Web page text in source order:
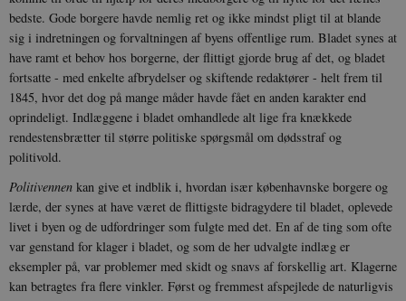
bedste. Gode borgere havde nemlig ret og ikke mindst pligt til at blande
sig i indretningen og forvaltningen af byens offentlige rum. Bladet synes at
have ramt et behov hos borgerne, der flittigt gjorde brug af det, og bladet
fortsatte - med enkelte afbrydelser og skiftende redaktører - helt frem til
1845, hvor det dog på mange måder havde fået en anden karakter end
oprindeligt. Indlæggene i bladet omhandlede alt lige fra knækkede
rendestensbrætter til større politiske spørgsmål om dødsstraf og
politivold.
Politivennen kan give et indblik i, hvordan især københavnske borgere og
lærde, der synes at have været de flittigste bidragydere til bladet, oplevede
livet i byen og de udfordringer som fulgte med det. En af de ting som ofte
var genstand for klager i bladet, og som de her udvalgte indlæg er
eksempler på, var problemer med skidt og snavs af forskellig art. Klagerne
kan betragtes fra flere vinkler. Først og fremmest afspejlede de naturligvis